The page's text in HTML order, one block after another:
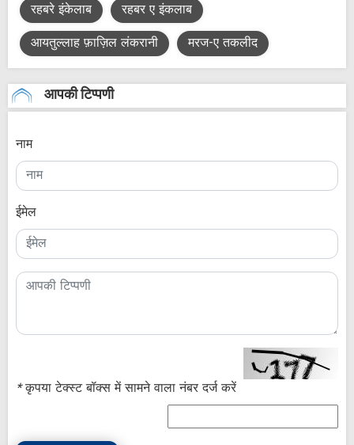
रहबरे इंकेलाब
रहबर ए इंकलाब
आयतुल्लाह फ़ाज़िल लंकरानी
मरज-ए तकलीद
आपकी टिप्पणी
नाम
ईमेल
*कृपया टेक्स्ट बॉक्स में सामने वाला नंबर दर्ज करें